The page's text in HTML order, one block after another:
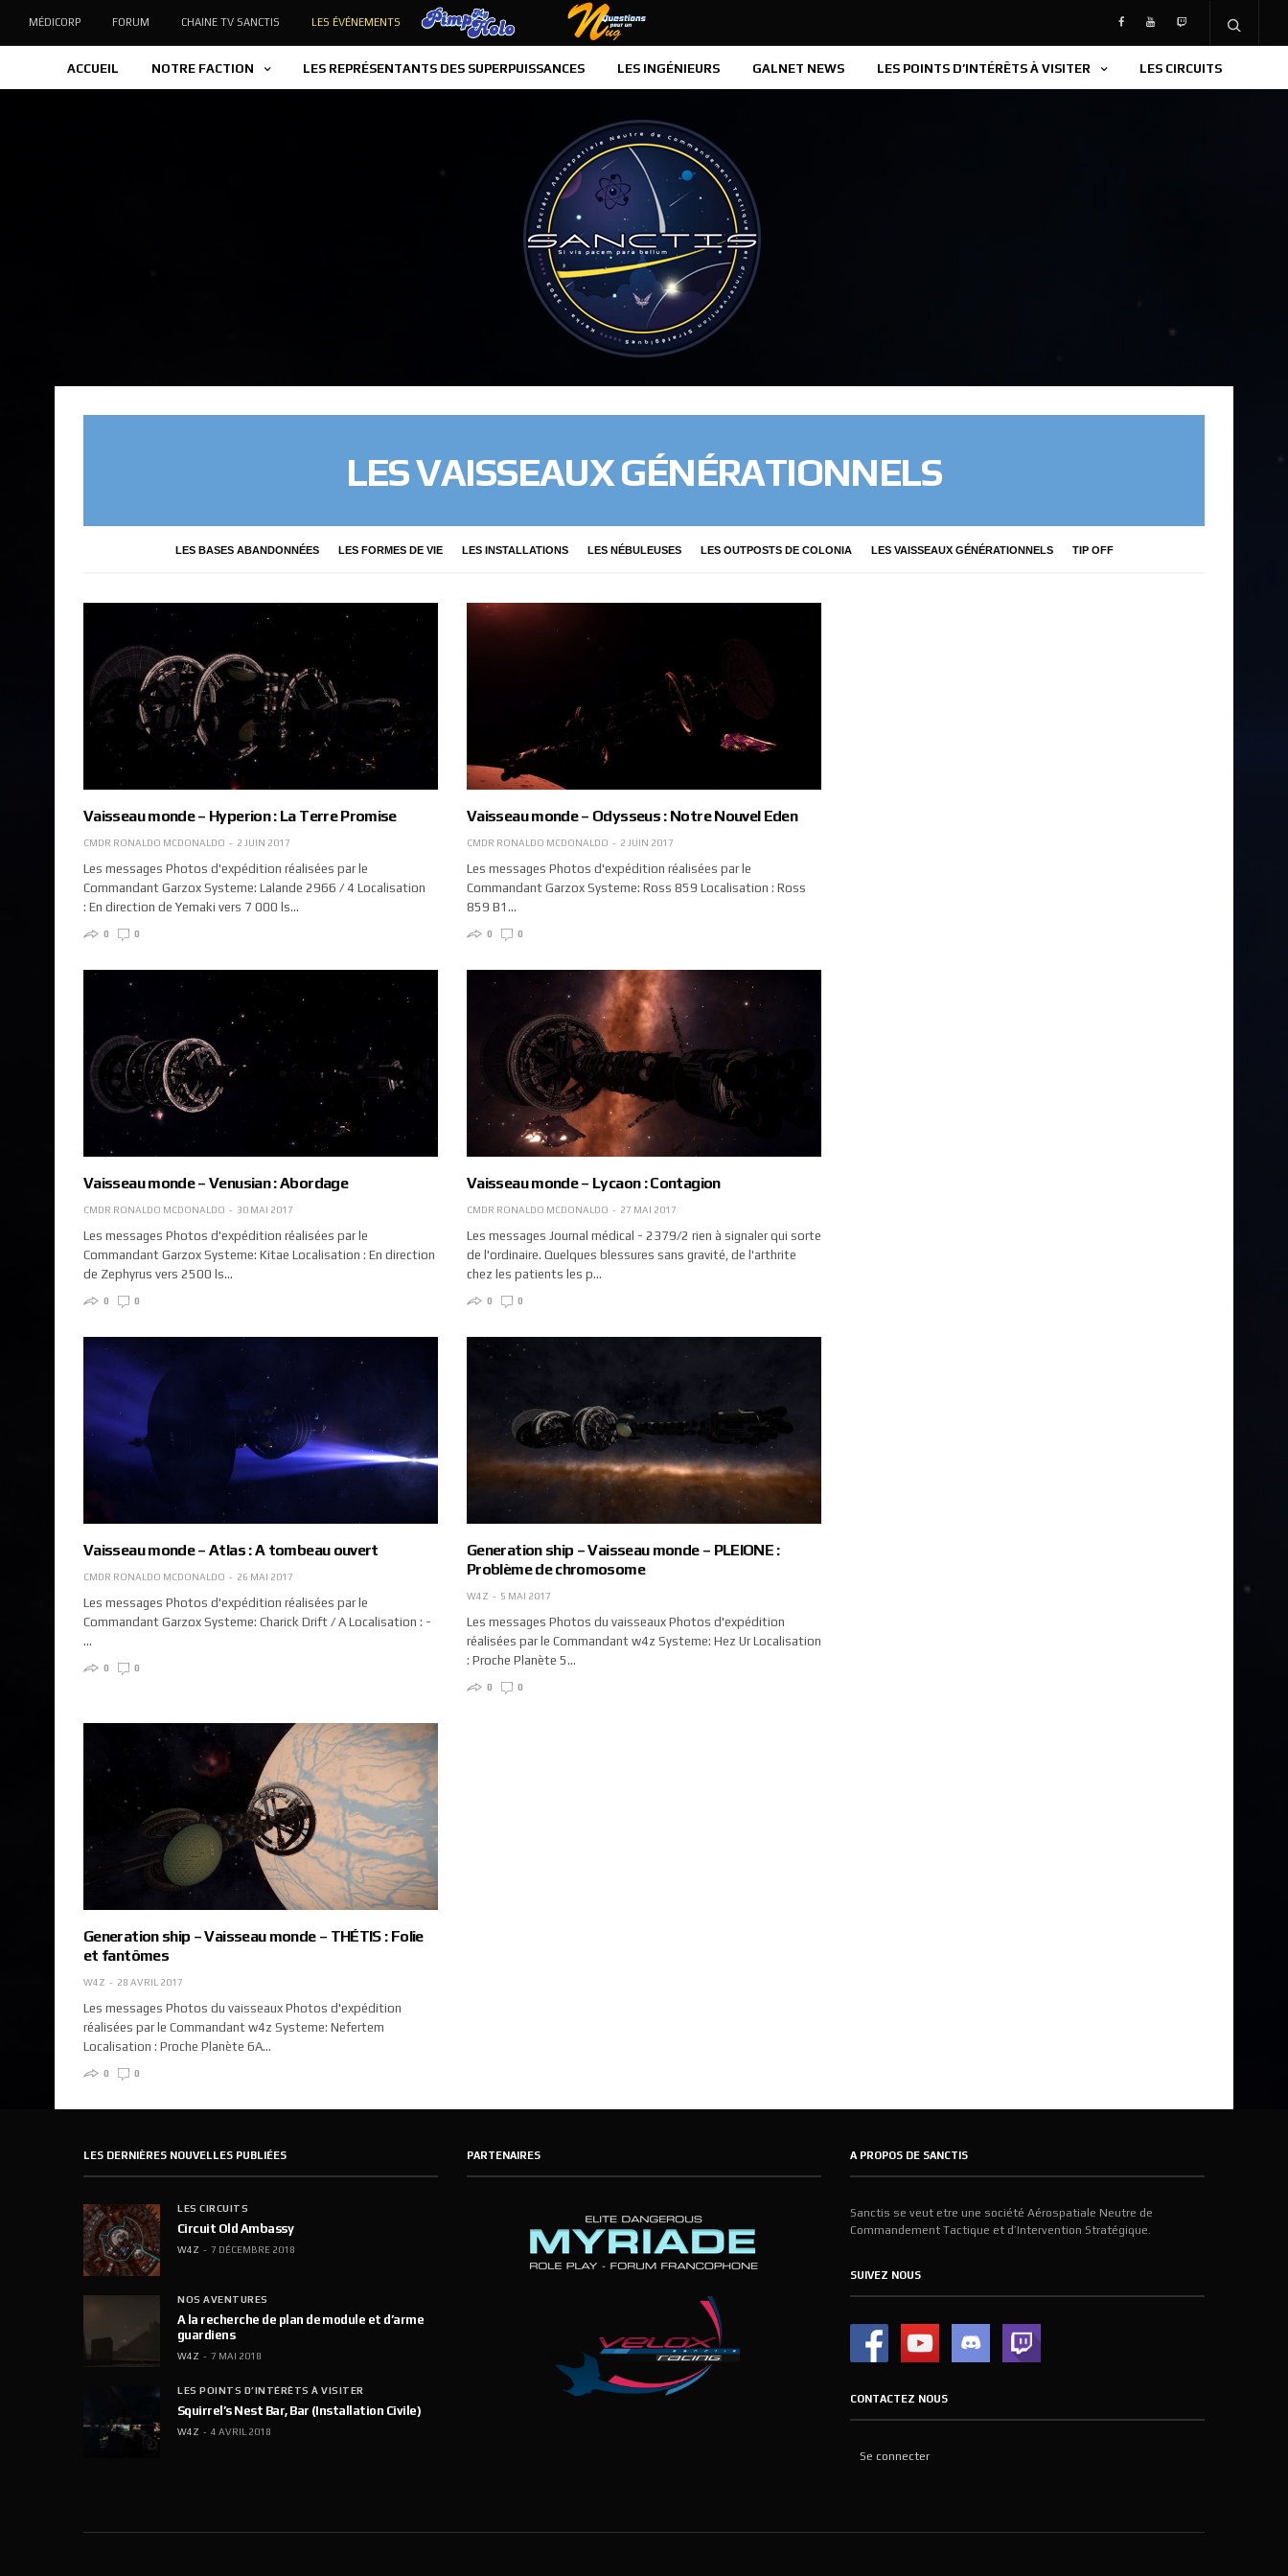
MÉDICORP FORUM CHAINE TV SANCTIS LES ÉVÉNEMENTS PIMP MY HOLO QUESTIONS POUR UN MUG
ACCUEIL NOTRE FACTION LES REPRÉSENTANTS DES SUPERPUISSANCES LES INGÉNIEURS GALNET NEWS LES POINTS D’INTÉRÊTS À VISITER LES CIRCUITS
LES VAISSEAUX GÉNÉRATIONNELS
LES BASES ABANDONNÉES LES FORMES DE VIE LES INSTALLATIONS LES NÉBULEUSES LES OUTPOSTS DE COLONIA LES VAISSEAUX GÉNÉRATIONNELS TIP OFF
Vaisseau monde – Hyperion : La Terre Promise
CMDR RONALDO MCDONALDO 2 JUIN 2017
Les messages Photos d'expédition réalisées par le
Commandant Garzox Systeme: Lalande 2966 / 4 Localisation
: En direction de Yemaki vers 7 000 ls…
0 0
Vaisseau monde – Odysseus : Notre Nouvel Eden
CMDR RONALDO MCDONALDO 2 JUIN 2017
Les messages Photos d'expédition réalisées par le
Commandant Garzox Systeme: Ross 859 Localisation : Ross
859 B1…
0 0
Vaisseau monde – Venusian : Abordage
CMDR RONALDO MCDONALDO 30 MAI 2017
Les messages Photos d'expédition réalisées par le
Commandant Garzox Systeme: Kitae Localisation : En direction
de Zephyrus vers 2500 ls…
0 0
Vaisseau monde – Lycaon : Contagion
CMDR RONALDO MCDONALDO 27 MAI 2017
Les messages Journal médical - 2379/2 rien à signaler qui sorte
de l'ordinaire. Quelques blessures sans gravité, de l'arthrite
chez les patients les p…
0 0
Vaisseau monde – Atlas : A tombeau ouvert
CMDR RONALDO MCDONALDO 26 MAI 2017
Les messages Photos d'expédition réalisées par le
Commandant Garzox Systeme: Charick Drift / A Localisation : -
…
0 0
Generation ship – Vaisseau monde – PLEIONE :
Problème de chromosome
W4Z 5 MAI 2017
Les messages Photos du vaisseaux Photos d'expédition
réalisées par le Commandant w4z Systeme: Hez Ur Localisation
: Proche Planète 5…
0 0
Generation ship – Vaisseau monde – THÉTIS : Folie
et fantômes
W4Z 28 AVRIL 2017
Les messages Photos du vaisseaux Photos d'expédition
réalisées par le Commandant w4z Systeme: Nefertem
Localisation : Proche Planète 6A…
0 0
LES DERNIÈRES NOUVELLES PUBLIÉES
LES CIRCUITS
Circuit Old Ambassy
W4Z 7 DÉCEMBRE 2018
NOS AVENTURES
A la recherche de plan de module et d’arme
guardiens
W4Z 7 MAI 2018
LES POINTS D’INTÉRÊTS À VISITER
Squirrel’s Nest Bar, Bar (Installation Civile)
W4Z 4 AVRIL 2018
PARTENAIRES A PROPOS DE SANCTIS
Sanctis se veut etre une société Aérospatiale Neutre de
Commandement Tactique et d’Intervention Stratégique.
SUIVEZ NOUS
CONTACTEZ NOUS
Se connecter